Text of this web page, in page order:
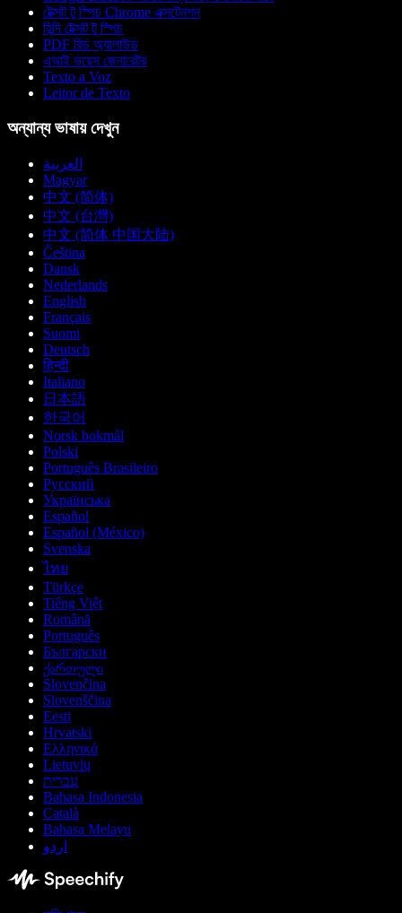
টেক্সট টু স্পিচ Chrome এক্সটেনশন
হিন্দি টেক্সট টু স্পিচ
PDF রিড অ্যালাউড
এআই ভয়েস জেনারেটর
Texto a Voz
Leitor de Texto
অন্যান্য ভাষায় দেখুন
العربية
Magyar
中文 (简体)
中文 (台灣)
中文 (简体 中国大陆)
Čeština
Dansk
Nederlands
English
Français
Suomi
Deutsch
हिन्दी
Italiano
日本語
한국어
Norsk bokmål
Polski
Português Brasileiro
Русский
Українська
Español
Español (México)
Svenska
ไทย
Türkçe
Tiếng Việt
Română
Português
Български
ქართული
Slovenčina
Slovenščina
Eesti
Hrvatski
Ελληνικά
Lietuvių
עברית
Bahasa Indonesia
Català
Bahasa Melayu
اردو